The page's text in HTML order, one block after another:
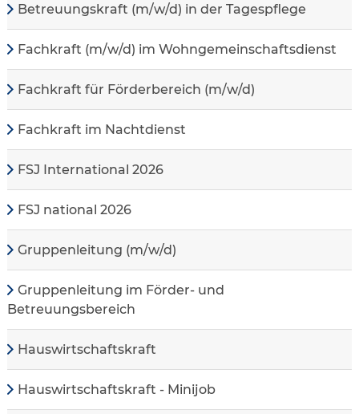
Betreuungskraft (m/w/d) in der Tagespflege
Fachkraft (m/w/d) im Wohngemeinschaftsdienst
Fachkraft für Förderbereich (m/w/d)
Fachkraft im Nachtdienst
FSJ International 2026
FSJ national 2026
Gruppenleitung (m/w/d)
Gruppenleitung im Förder- und
Betreuungsbereich
Hauswirtschaftskraft
Hauswirtschaftskraft - Minijob